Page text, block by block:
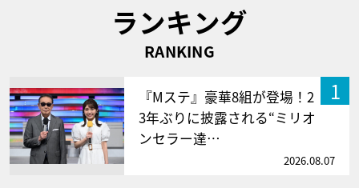
ランキング
RANKING
1
『Mステ』豪華8組が登場！2
3年ぶりに披露される“ミリオ
ンセラー達…
2026.08.07